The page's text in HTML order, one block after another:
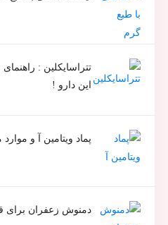
تتراسایکلین :
این دارو !
پماد ویتامین آ و
دمنوش زعفران برای